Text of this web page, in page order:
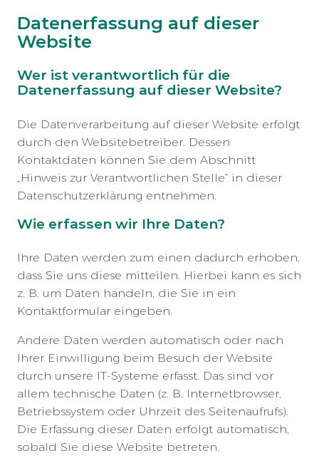
Datenerfassung auf dieser
Website
Wer ist verantwortlich für die
Datenerfassung auf dieser Website?
Die Datenverarbeitung auf dieser Website erfolgt
durch den Websitebetreiber. Dessen
Kontaktdaten können Sie dem Abschnitt
„Hinweis zur Verantwortlichen Stelle“ in dieser
Datenschutzerklärung entnehmen.
Wie erfassen wir Ihre Daten?
Ihre Daten werden zum einen dadurch erhoben,
dass Sie uns diese mitteilen. Hierbei kann es sich
z. B. um Daten handeln, die Sie in ein
Kontaktformular eingeben.
Andere Daten werden automatisch oder nach
Ihrer Einwilligung beim Besuch der Website
durch unsere IT-Systeme erfasst. Das sind vor
allem technische Daten (z. B. Internetbrowser,
Betriebssystem oder Uhrzeit des Seitenaufrufs).
Die Erfassung dieser Daten erfolgt automatisch,
sobald Sie diese Website betreten.